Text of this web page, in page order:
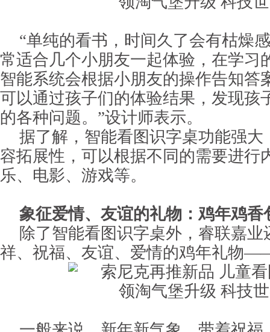
“单纯的看书，时间久了会有枯燥
常适合几个小朋友一起体验，在学习
智能系统会根据小朋友的操作告知答
可以通过孩子们的体验结果，发现孩
的各种问题。”设计师表示。
据了解，智能看图识字桌功能强大
容拓展性，可以根据不同的需要进行
乐、电影、游戏等。
象征爱情、友谊的礼物：鸡年鸡香
除了智能看图识字桌外，睿联嘉
祥、祝福、友谊、爱情的鸡年礼物